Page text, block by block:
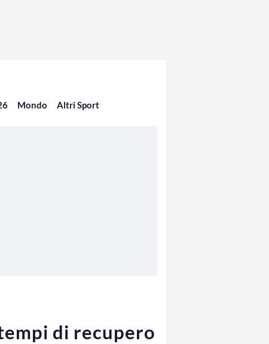
Mondo Altri Sport
di recupero